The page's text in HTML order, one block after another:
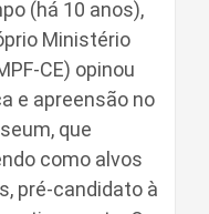
(há 10 anos),
Ministério
CE) opinou
e apreensão no
que
como alvos
pré-candidato à